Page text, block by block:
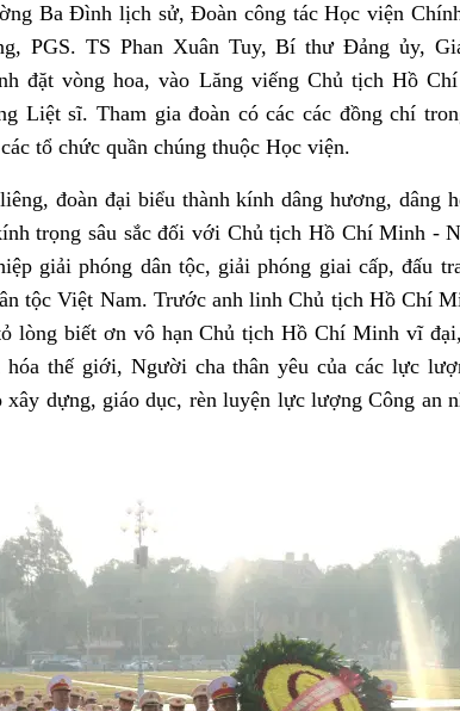
Ba Đình lịch sử,Đoàn công tác Học viện
PGS. TS Phan Xuân Tuy, Bí thư Đảng ủy,
đặt vòng hoa, vào Lăng viếng Chủ tịch Hồ
Liệt sĩ. Tham gia đoàn có các các đồng chí
tổ chức quần chúng thuộc Học viện.
đoàn đại biểu thành kính dâng hương, dâng
trọng sâu sắc đối với Chủ tịch Hồ Chí Minh -
giải phóng dân tộc, giải phóng giai cấp, đấu
tộc Việt Nam. Trước anh linh Chủ tịch Hồ Chí
lòng biết ơn vô hạn Chủ tịch Hồ Chí Minh vĩ
hóa thế giới, Người cha thân yêu của các lực
dựng, giáo dục, rèn luyện lực lượng Công an